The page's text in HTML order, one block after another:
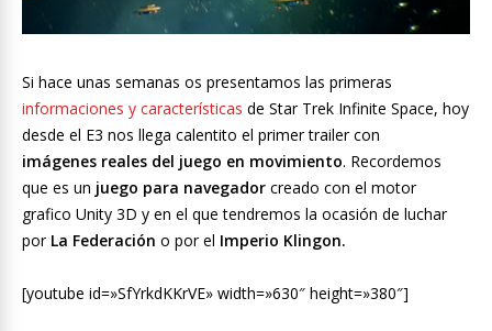
Si hace unas semanas os presentamos las primeras
informaciones y características de Star Trek Infinite Space, hoy
desde el E3 nos llega calentito el primer trailer con
imágenes reales del juego en movimiento. Recordemos
que es un juego para navegador creado con el motor
grafico Unity 3D y en el que tendremos la ocasión de luchar
porLa Federación o por el Imperio Klingon.
[youtube id=»SfYrkdKKrVE» width=»630″ height=»380″]